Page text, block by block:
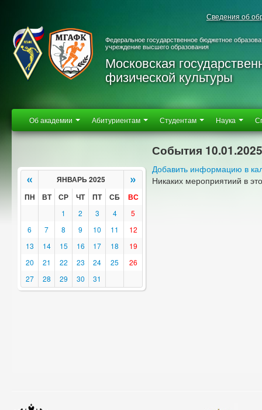
Сведения об
Федеральное государственное бюджетное
учреждение высшего образования
Московская
физической культуры
Об академии Абитуриентам Студентам Наука
« ЯНВАРЬ 2025 »
ПН ВТ СР ЧТ ПТ СБ ВС
1 2 3 4
5
6
7 8 9 10 11
12
13
14 15 16 17 18
19
20
21 22 23 24 25
26
27
28 29 30 31
События 10.01.2025
Добавить информацию в
Никаких мероприятиий в